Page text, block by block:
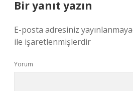
Bir yanıt yazın
E-posta adresiniz
ile işaretlenmişlerdir
Yorum